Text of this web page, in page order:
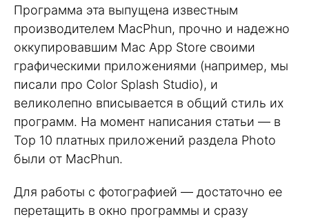
Программа эта выпущена известным
производителем MacPhun, прочно и надежно
оккупировавшим Mac App Store своими
графическими приложениями (например, мы
писали про Color Splash Studio), и
великолепно вписывается в общий стиль их
программ. На момент написания статьи — в
Top 10 платных приложений раздела Photo
были от MacPhun.
Для работы с фотографией — достаточно ее
перетащить в окно программы и сразу